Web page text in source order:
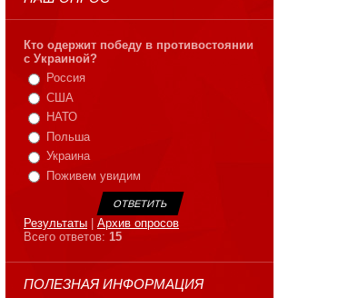
Кто одержит победу в противостоянии
с Украиной?
Россия
США
НАТО
Польша
Украина
Поживем увидим
Результаты
Архив опросов
Всего ответов: 15
ПОЛЕЗНАЯ ИНФОРМАЦИЯ